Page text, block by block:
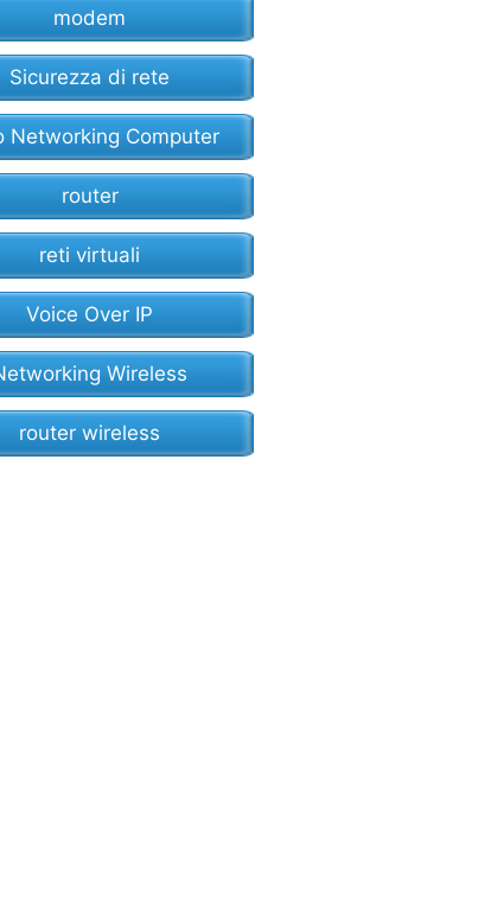
modem
Sicurezza di rete
Networking Computer
router
reti virtuali
Voice Over IP
Wireless
router wireless